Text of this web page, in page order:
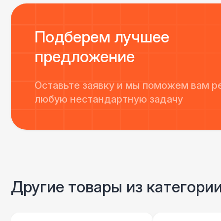
Подберем лучшее
предложение
Оставьте заявку и мы поможем вам
любую нестандартную задачу
Другие товары из